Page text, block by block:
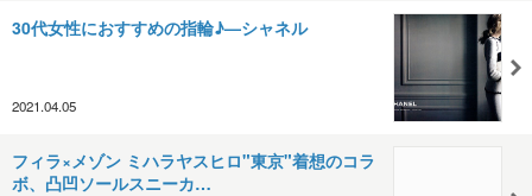
30代女性におすすめの指輪♪—シャネル
2021.04.05
フィラ×メゾン ミハラヤスヒロ"東京"着想のコラ
ボ、凸凹ソールスニーカ…